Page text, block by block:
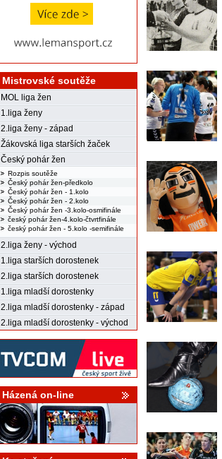
Mistrovské soutěže
MOL liga žen
1.liga ženy
2.liga ženy - západ
Žákovská liga starších žaček
Český pohár žen
Rozpis soutěže
Český pohár žen-předkolo
Český pohár žen - 1.kolo
Český pohár žen - 2.kolo
Český pohár žen -3.kolo-osmifinále
český pohár žen-4.kolo-čtvrtfinále
český pohár žen - 5.kolo -semifinále
2.liga ženy - východ
1.liga starších dorostenek
2.liga starších dorostenek
1.liga mladší dorostenky
2.liga mladší dorostenky - západ
2.liga mladší dorostenky - východ
Házená on-line